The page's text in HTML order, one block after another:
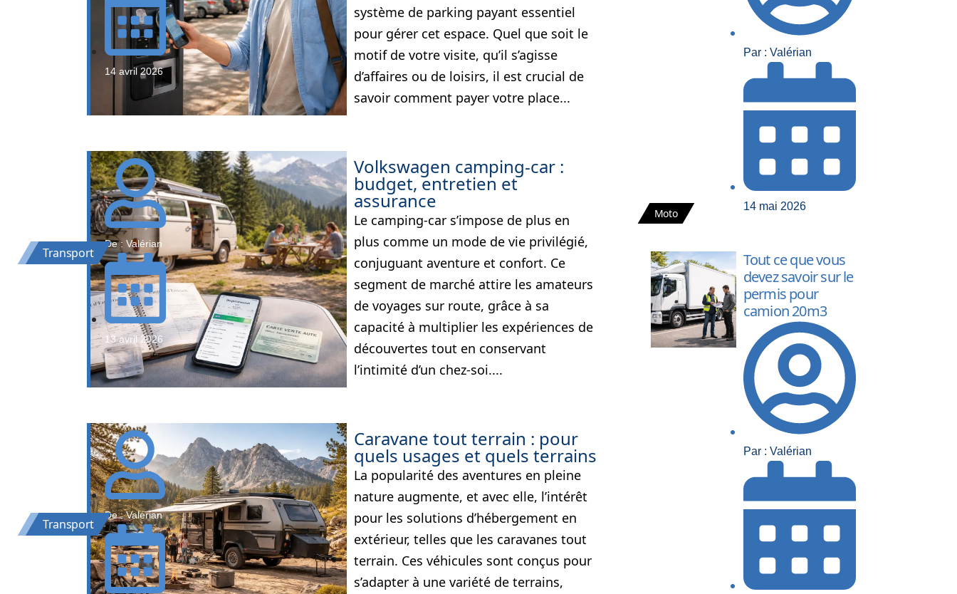
14 avril 2026
système de parking payant essentiel
pour gérer cet espace. Quel que soit le
motif de votre visite, qu’il s’agisse
d’affaires ou de loisirs, il est crucial de
savoir comment payer votre place...
Transport
De : Valérian
13 avril 2026
Volkswagen camping-car :
budget, entretien et
assurance
Le camping-car s’impose de plus en
plus comme un mode de vie privilégié,
conjuguant aventure et confort. Ce
segment de marché attire les amateurs
de voyages sur route, grâce à sa
capacité à multiplier les expériences de
découvertes tout en conservant
l’intimité d’un chez-soi....
Transport
De : Valérian
Caravane tout terrain : pour
quels usages et quels terrains
La popularité des aventures en pleine
nature augmente, et avec elle, l’intérêt
pour les solutions d’hébergement en
extérieur, telles que les caravanes tout
terrain. Ces véhicules sont conçus pour
s’adapter à une variété de terrains,
Moto
Par : Valérian
14 mai 2026
Tout ce que vous
devez savoir sur le
permis pour
camion 20m3
Par : Valérian